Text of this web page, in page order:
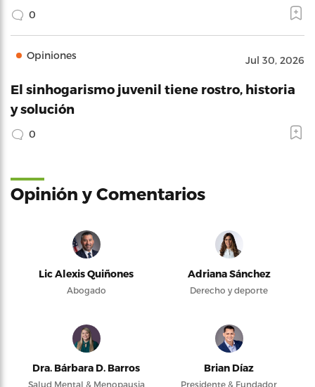
0
Opiniones Jul 30, 2026
El sinhogarismo juvenil tiene rostro, historia
y solución
0
Opinión y Comentarios
Lic Alexis Quiñones
Abogado
Adriana Sánchez
Derecho y deporte
Dra. Bárbara D. Barros
Salud Mental & Menopausia
Brian Díaz
Presidente & Fundador